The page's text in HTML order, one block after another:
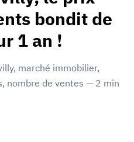
bondit de
1 an !
, marché immobilier,
, nombre de ventes — 2 min